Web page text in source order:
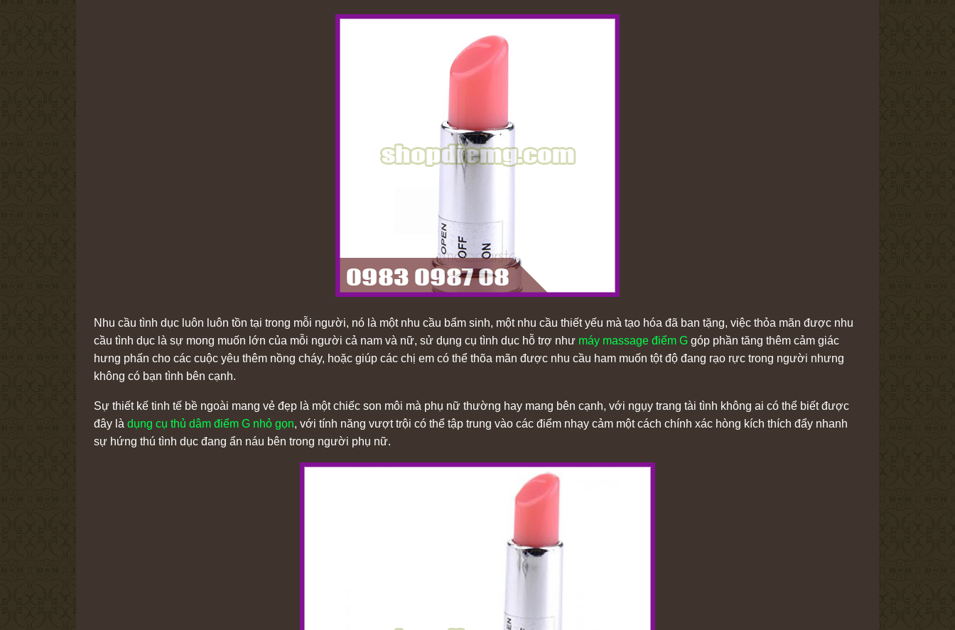
Nhu cầu tình dục luôn luôn tồn tại trong mỗi người, nó là một nhu cầu bẩm sinh, một nhu cầu thiết yếu mà tạo hóa đã ban tặng, việc thỏa mãn được nhu
cầu tình dục là sự mong muốn lớn của mỗi người cả nam và nữ, sử dụng cụ tình dục hỗ trợ như máy massage điểm G góp phần tăng thêm cảm giác
hưng phấn cho các cuộc yêu thêm nồng cháy, hoặc giúp các chị em có thể thõa mãn được nhu cầu ham muốn tột độ đang rạo rực trong người nhưng
không có bạn tình bên cạnh.
Sự thiết kế tinh tế bề ngoài mang vẻ đẹp là một chiếc son môi mà phụ nữ thường hay mang bên cạnh, với ngụy trang tài tình không ai có thể biết được
đây là dụng cụ thủ dâm điểm G nhỏ gọn, với tính năng vượt trội có thể tập trung vào các điểm nhạy cảm một cách chính xác hòng kích thích đẩy nhanh
sự hứng thú tình dục đang ẩn náu bên trong người phụ nữ.